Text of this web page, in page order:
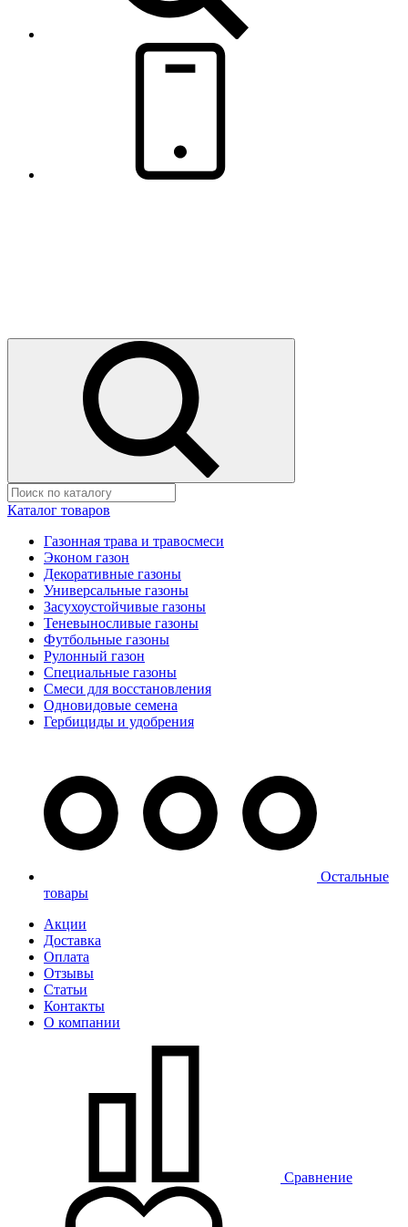
Каталог товаров
Газонная трава и травосмеси
Эконом газон
Декоративные газоны
Универсальные газоны
Засухоустойчивые газоны
Теневыносливые газоны
Футбольные газоны
Рулонный газон
Специальные газоны
Смеси для восстановления
Одновидовые семена
Гербициды и удобрения
Остальные
товары
Акции
Доставка
Оплата
Отзывы
Статьи
Контакты
О компании
Сравнение